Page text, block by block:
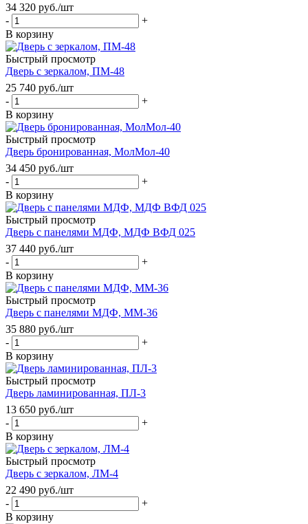
34 320 руб./шт
-
+
В корзину
Быстрый просмотр
Дверь с зеркалом, ПМ-48
25 740 руб./шт
-
+
В корзину
Быстрый просмотр
Дверь бронированная, МолМол-40
34 450 руб./шт
-
+
В корзину
Быстрый просмотр
Дверь с панелями МДФ, МДФ ВФД 025
37 440 руб./шт
-
+
В корзину
Быстрый просмотр
Дверь с панелями МДФ, ММ-36
35 880 руб./шт
-
+
В корзину
Быстрый просмотр
Дверь ламинированная, ПЛ-3
13 650 руб./шт
-
+
В корзину
Быстрый просмотр
Дверь с зеркалом, ЛМ-4
22 490 руб./шт
-
+
В корзину